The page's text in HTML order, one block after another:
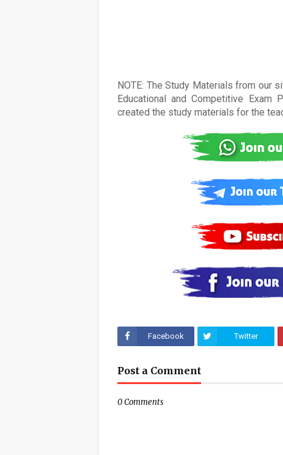
NOTE: The Study Materials from our
Educational and Competitive
created the study materials for the
Facebook Twitter
Post a Comment
0 Comments